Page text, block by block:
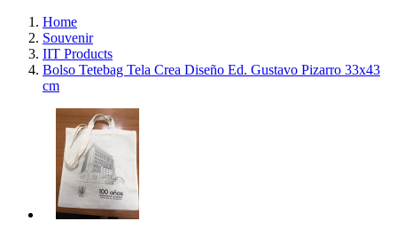
Home
Souvenir
IIT Products
Bolso Tetebag Tela Crea Diseño Ed. Gustavo Pizarro 33x43
cm